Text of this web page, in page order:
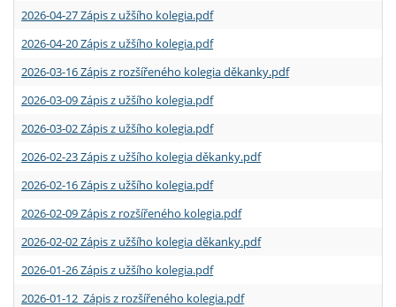
2026-04-27 Zápis z užšího kolegia.pdf
2026-04-20 Zápis z užšího kolegia.pdf
2026-03-16 Zápis z rozšířeného kolegia děkanky.pdf
2026-03-09 Zápis z užšího kolegia.pdf
2026-03-02 Zápis z užšího kolegia.pdf
2026-02-23 Zápis z užšího kolegia děkanky.pdf
2026-02-16 Zápis z užšího kolegia.pdf
2026-02-09 Zápis z rozšířeného kolegia.pdf
2026-02-02 Zápis z užšího kolegia děkanky.pdf
2026-01-26 Zápis z užšího kolegia.pdf
2026-01-12 Zápis z rozšířeného kolegia.pdf